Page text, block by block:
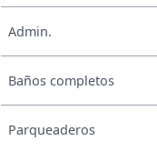
Admin.
Baños completos
Parqueaderos